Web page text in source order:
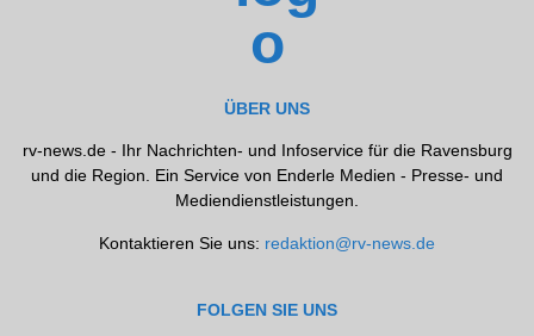
ÜBER UNS
rv-news.de - Ihr Nachrichten- und Infoservice für die Ravensburg
und die Region. Ein Service von Enderle Medien - Presse- und
Mediendienstleistungen.
Kontaktieren Sie uns: redaktion@rv-news.de
FOLGEN SIE UNS